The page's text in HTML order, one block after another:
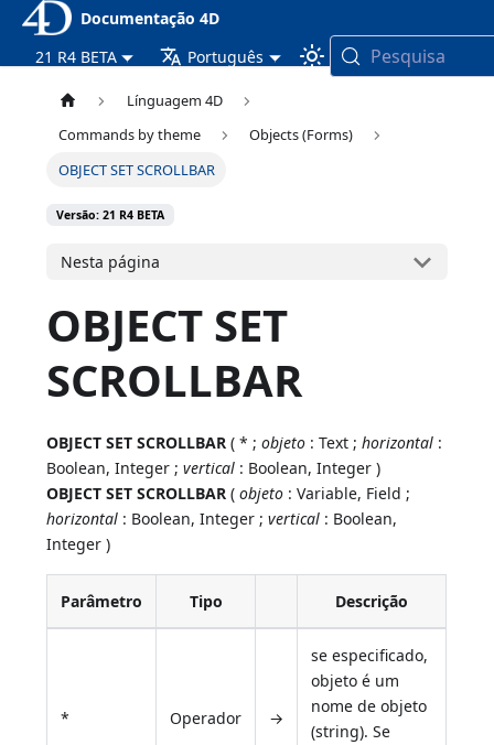
Documentação 4D
21 R4 BETA
Português Pesquisa
Línguagem 4D
Commands by theme
Objects (Forms)
OBJECT SET SCROLLBAR
Versão: 21 R4 BETA
Nesta página
OBJECT SET
SCROLLBAR
OBJECT SET SCROLLBAR ( * ;objeto : Text ;horizontal :
Boolean, Integer ;vertical : Boolean, Integer )
OBJECT SET SCROLLBAR (objeto : Variable, Field ;
horizontal : Boolean, Integer ;vertical : Boolean,
Integer )
Parâmetro Tipo Descrição
* Operador →
se especificado,
objeto é um
nome de objeto
(string). Se